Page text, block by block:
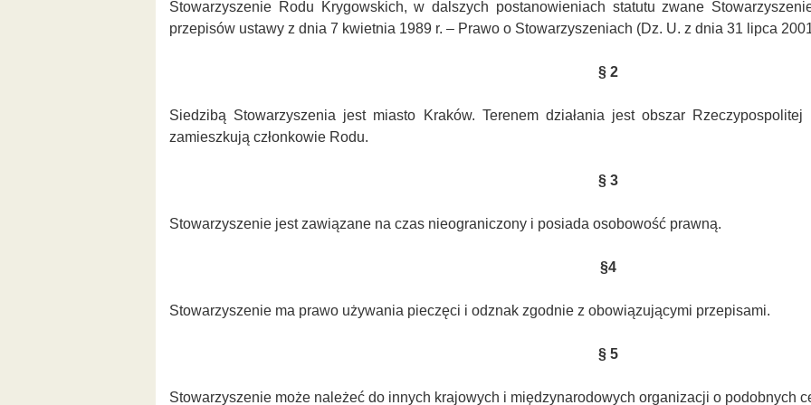
Stowarzyszenie Rodu Krygowskich, w dalszych postanowieniach statutu zwane
przepisów ustawy z dnia 7 kwietnia 1989 r. – Prawo o Stowarzyszeniach (Dz. U. z dnia 31 lipca
§ 2
Siedzibą Stowarzyszenia jest miasto Kraków. Terenem działania jest obszar
zamieszkują członkowie Rodu.
§ 3
Stowarzyszenie jest zawiązane na czas nieograniczony i posiada osobowość prawną.
§4
Stowarzyszenie ma prawo używania pieczęci i odznak zgodnie z obowiązującymi przepisami.
§ 5
Stowarzyszenie może należeć do innych krajowych i międzynarodowych organizacji o podobnych